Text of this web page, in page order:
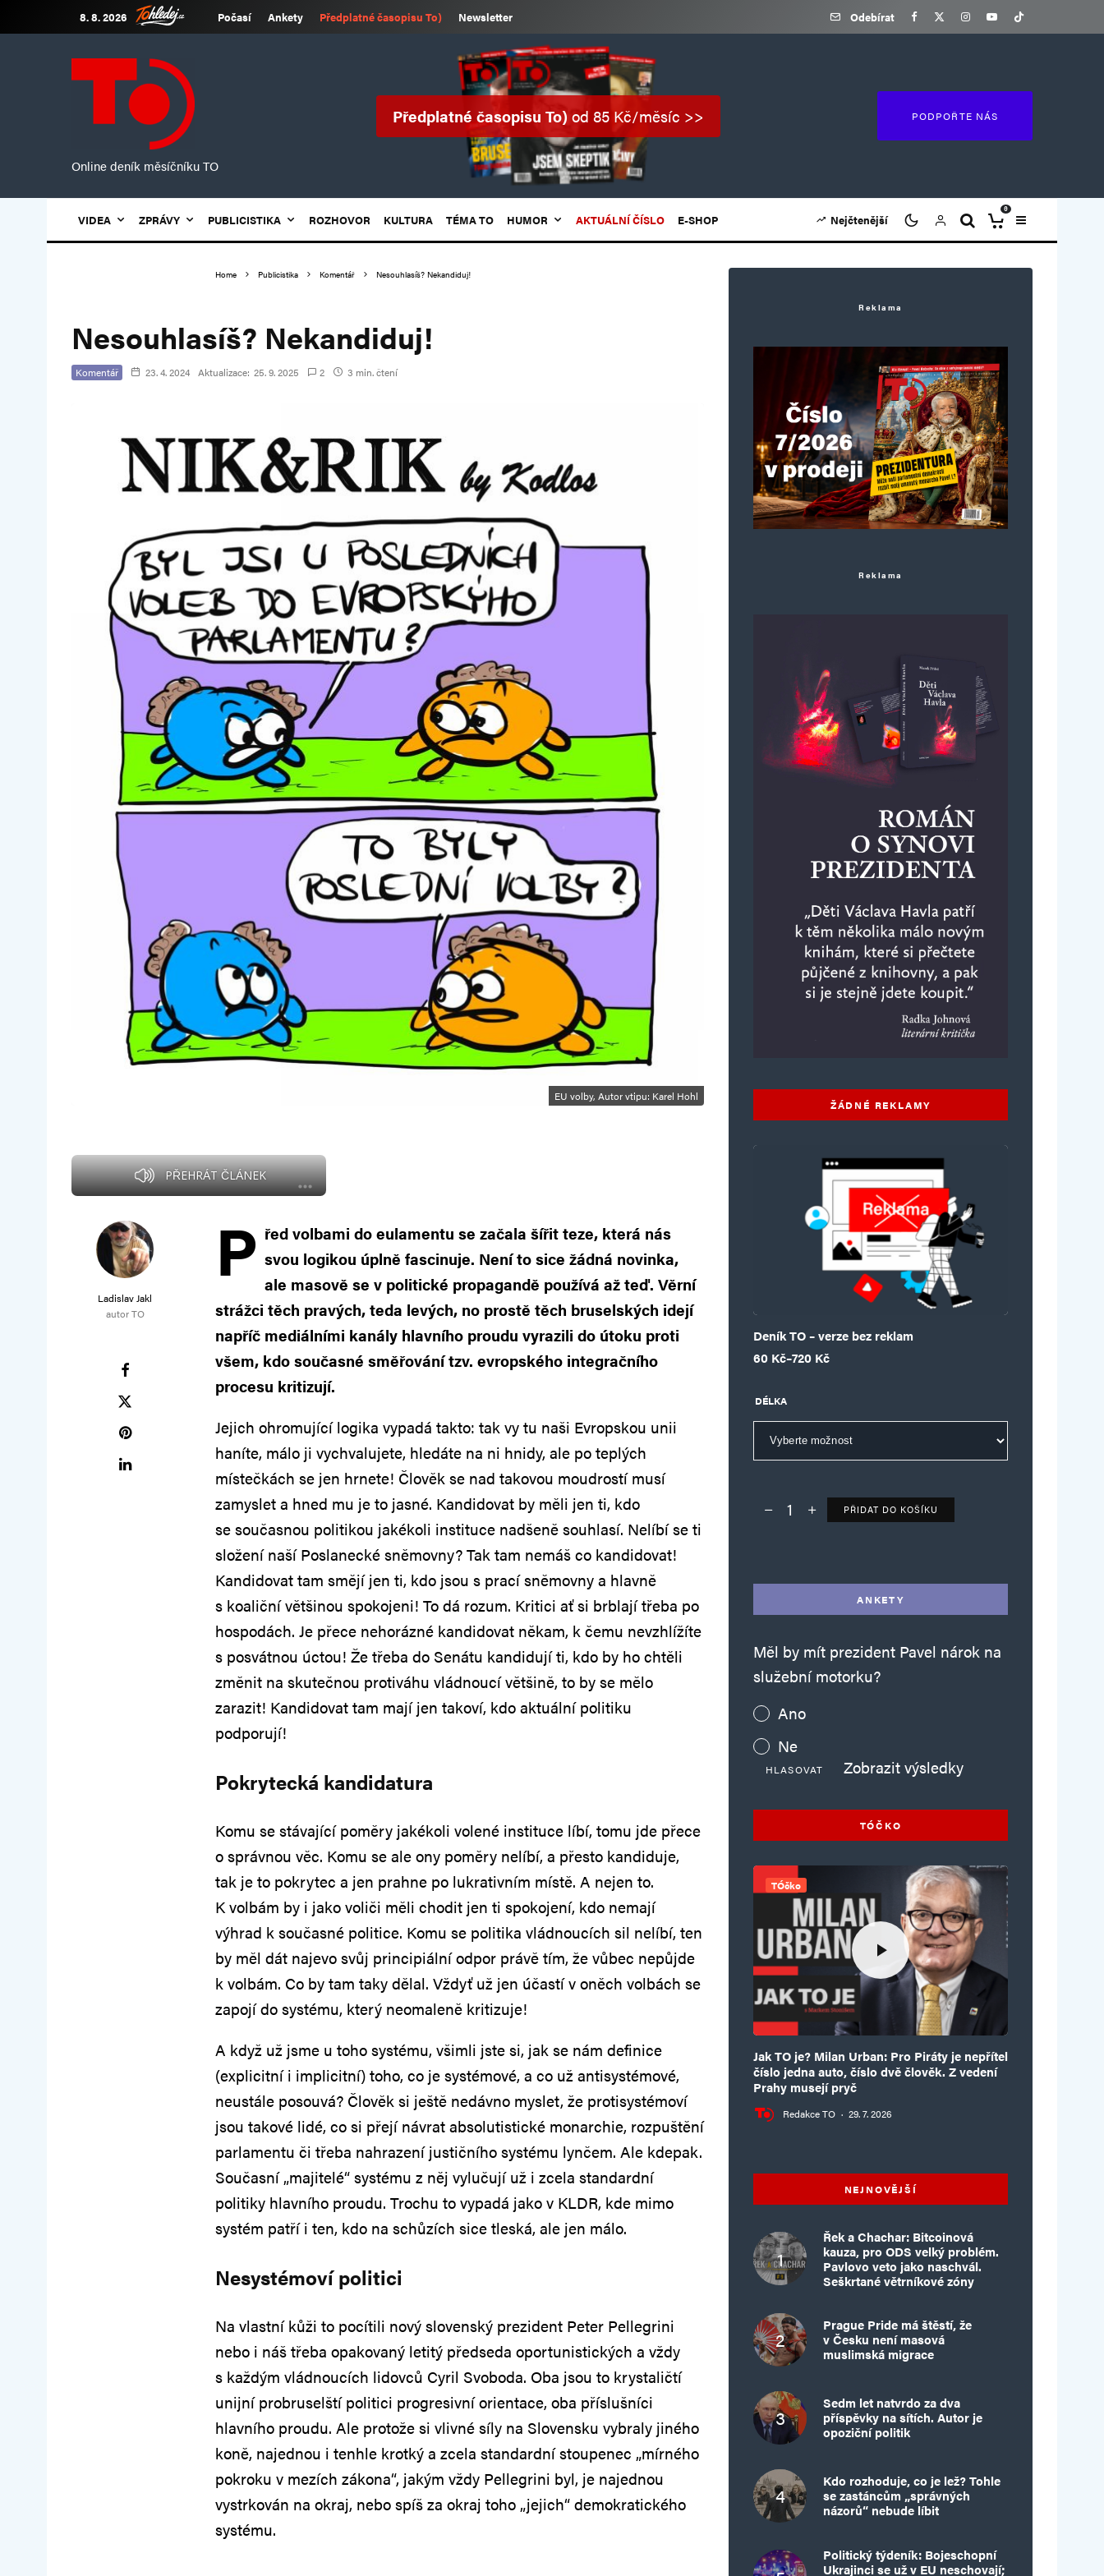
8. 8. 2026 Počasí Ankety Předplatné časopisu To) Newsletter Odebírat
Online deník měsíčníku TO
Předplatné časopisu To)od 85 Kč/měsíc >> PODPOŘTE NÁS
VIDEA ZPRÁVY PUBLICISTIKA ROZHOVOR KULTURA TÉMA TO HUMOR AKTUÁLNÍ ČÍSLO E-SHOP Nejčtenější
0
Home Publicistika Komentář Nesouhlasíš? Nekandiduj!
Nesouhlasíš? Nekandiduj!
Komentář 23. 4. 2024 Aktualizace: 25. 9. 2025 2 3 min. čtení
EU volby, Autor vtipu: Karel Hohl
PŘEHRÁT ČLÁNEK
Ladislav Jakl
autor TO
P řed volbami do eulamentu se začala šířit teze, která nás
svou logikou úplně fascinuje. Není to sice žádná novinka,
ale masově se v politické propagandě používá až teď. Věrní
strážci těch pravých, teda levých, no prostě těch bruselských idejí
napříč mediálními kanály hlavního proudu vyrazili do útoku proti
všem, kdo současné směřování tzv. evropského integračního
procesu kritizují.
Jejich ohromující logika vypadá takto: tak vy tu naši Evropskou unii
haníte, málo ji vychvalujete, hledáte na ni hnidy, ale po teplých
místečkách se jen hrnete! Člověk se nad takovou moudrostí musí
zamyslet a hned mu je to jasné. Kandidovat by měli jen ti, kdo
se současnou politikou jakékoli instituce nadšeně souhlasí. Nelíbí se ti
složení naší Poslanecké sněmovny? Tak tam nemáš co kandidovat!
Kandidovat tam smějí jen ti, kdo jsou s prací sněmovny a hlavně
s koaliční většinou spokojeni! To dá rozum. Kritici ať si brblají třeba po
hospodách. Je přece nehorázné kandidovat někam, k čemu nevzhlížíte
s posvátnou úctou! Že třeba do Senátu kandidují ti, kdo by ho chtěli
změnit na skutečnou protiváhu vládnoucí většině, to by se mělo
zarazit! Kandidovat tam mají jen takoví, kdo aktuální politiku
podporují!
Pokrytecká kandidatura
Komu se stávající poměry jakékoli volené instituce líbí, tomu jde přece
o správnou věc. Komu se ale ony poměry nelíbí, a přesto kandiduje,
tak je to pokrytec a jen prahne po lukrativním místě. A nejen to.
K volbám by i jako voliči měli chodit jen ti spokojení, kdo nemají
výhrad k současné politice. Komu se politika vládnoucích sil nelíbí, ten
by měl dát najevo svůj principiální odpor právě tím, že vůbec nepůjde
k volbám. Co by tam taky dělal. Vždyť už jen účastí v oněch volbách se
zapojí do systému, který neomaleně kritizuje!
A když už jsme u toho systému, všimli jste si, jak se nám definice
(explicitní i implicitní) toho, co je systémové, a co už antisystémové,
neustále posouvá? Člověk si ještě nedávno myslet, že protisystémoví
jsou takové lidé, co si přejí návrat absolutistické monarchie, rozpuštění
parlamentu či třeba nahrazení justičního systému lynčem. Ale kdepak.
Současní „majitelé“ systému z něj vylučují už i zcela standardní
politiky hlavního proudu. Trochu to vypadá jako v KLDR, kde mimo
systém patří i ten, kdo na schůzích sice tleská, ale jen málo.
Nesystémoví politici
Na vlastní kůži to pocítili nový slovenský prezident Peter Pellegrini
nebo i náš třeba opakovaný letitý předseda oportunistických a vždy
s každým vládnoucích lidovců Cyril Svoboda. Oba jsou to krystaličtí
unijní probruselští politici progresivní orientace, oba příslušníci
hlavního proudu. Ale protože si vlivné síly na Slovensku vybraly jiného
koně, najednou i tenhle krotký a zcela standardní stoupenec „mírného
pokroku v mezích zákona“, jakým vždy Pellegrini byl, je najednou
vystrkován na okraj, nebo spíš za okraj toho „jejich“ demokratického
systému.
Reklama
Reklama
ŽÁDNÉ REKLAMY
Deník TO – verze bez reklam
60 Kč–720 Kč
Rozpětí cen: 60 Kč až 720 Kč
DÉLKA
Deník TO – verze bez reklam množství
PŘIDAT DO KOŠÍKU
ANKETY
Měl by mít prezident Pavel nárok na
služební motorku?
Ano
Ne
HLASOVAT Zobrazit výsledky
TÓČKO
TÓčko
Jak TO je? Milan Urban: Pro Piráty je nepřítel
číslo jedna auto, číslo dvě člověk. Z vedení
Prahy musejí pryč
Redakce TO · 29. 7. 2026
NEJNOVĚJŠÍ
Řek a Chachar: Bitcoinová
kauza, pro ODS velký problém.
Pavlovo veto jako naschvál.
Seškrtané větrníkové zóny
Prague Pride má štěstí, že
v Česku není masová
muslimská migrace
Sedm let natvrdo za dva
příspěvky na sítích. Autor je
opoziční politik
Kdo rozhoduje, co je lež? Tohle
se zastáncům „správných
názorů“ nebude líbit
Politický týdeník: Bojeschopní
Ukrajinci se už v EU neschovají;